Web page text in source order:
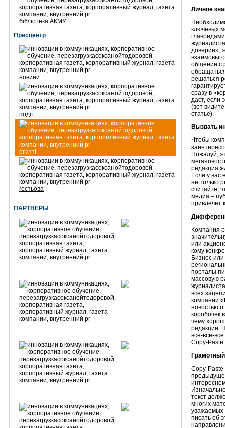
бібліотека АКМУ
Пресцентр
новини
події
статті
гостьова
ПАРТНЕРЫ
Личное
ключевых
доверие»,
общении с
решаться
сразу в
даст, если
(вот
статье).
Вызвать
Чтобы
Пожалуй,
редакция
Если у вас
не только
считайте,
медиа –
привлечет
Компания
или
кому
Бизнес
порталы
массовую
всех
компании
новостью о
коробочек
чему
редакции.
все-все-
Copy-Paste
Copy-
текст
многих
уважаемых
писать об